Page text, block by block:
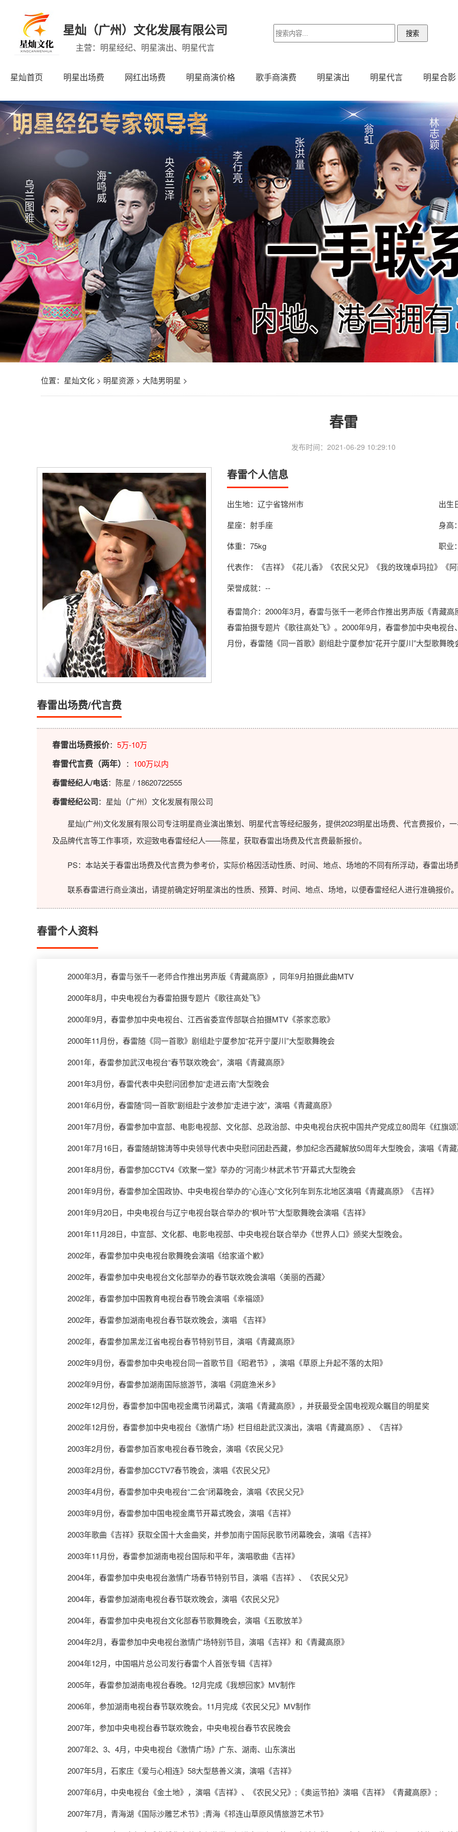
星灿（广州）文化发展有限公司
主营：明星经纪、明星演出、明星代言
星灿首页 明星出场费 网红出场费 明星商演价格 歌手商演费 明星演出 明星代言 明星合影
位置： 星灿文化> 明星资源> 大陆男明星 >
春雷
发布时间：2021-06-29 10:29:10
春雷个人信息
出生地：辽宁省锦州市
出生
星座：射手座
身高
体重：75kg
职业
代表作：《吉祥》《花儿香》《农民父兄》《我的玫瑰卓玛拉》《阿
荣誉成就：--
春雷简介：2000年3月，春雷与张千一老师合作推出男声版《青藏
春雷拍摄专题片《歌往高处飞》。2000年9月，春雷参加中央电视
月份，春雷随《同一首歌》剧组赴宁厦参加“花开宁厦川”大型歌舞晚
春雷出场费/代言费
春雷出场费报价： 5万-10万
春雷代言费（两年） ： 100万以内
春雷经纪人/电话：陈星 / 18620722555
春雷经纪公司：星灿（广州）文化发展有限公司
星灿(广州)文化发展有限公司专注明星商业演出策划、明星代言等经纪服务，提供2023明星出场费、代言费报价，
及品牌代言等工作事项，欢迎致电春雷经纪人——陈星，获取春雷出场费及代言费最新报价。
PS：本站关于春雷出场费及代言费为参考价，实际价格因活动性质、时间、地点、场地的不同有所浮动，春雷出场
联系春雷进行商业演出，请提前确定好明星演出的性质、预算、时间、地点、场地，以便春雷经纪人进行准确报价。
春雷个人资料
2000年3月，春雷与张千一老师合作推出男声版《青藏高原》，同年9月拍摄此曲MTV
2000年8月，中央电视台为春雷拍摄专题片《歌往高处飞》
2000年9月，春雷参加中央电视台、江西省委宣传部联合拍摄MTV《茶家恋歌》
2000年11月份，春雷随《同一首歌》剧组赴宁厦参加“花开宁厦川”大型歌舞晚会
2001年，春雷参加武汉电视台“春节联欢晚会”，演唱《青藏高原》
2001年3月份，春雷代表中央慰问团参加“走进云南”大型晚会
2001年6月份，春雷随“同一首歌”剧组赴宁波参加“走进宁波”，演唱《青藏高原》
2001年7月份，春雷参加中宣部、电影电视部、文化部、总政治部、中央电视台庆祝中国共产党成立80周年《红旗颂
2001年7月16日，春雷随胡锦涛等中央领导代表中央慰问团赴西藏，参加纪念西藏解放50周年大型晚会，演唱《青藏
2001年8月份，春雷参加CCTV4《欢聚一堂》举办的“河南少林武术节”开幕式大型晚会
2001年9月份，春雷参加全国政协、中央电视台举办的“心连心”文化列车到东北地区演唱《青藏高原》《吉祥》
2001年9月20日，中央电视台与辽宁电视台联合举办的“枫叶节”大型歌舞晚会演唱《吉祥》
2001年11月28日，中宣部、文化都、电影电视部、中央电视台联合举办《世界人口》颁奖大型晚会。
2002年，春雷参加中央电视台歌舞晚会演唱《给家道个歉》
2002年，春雷参加中央电视台文化部举办的春节联欢晚会演唱〈美丽的西藏〉
2002年，春雷参加中国教育电视台春节晚会演唱《幸福颂》
2002年，春雷参加湖南电视台春节联欢晚会，演唱 《吉祥》
2002年，春雷参加黑龙江省电视台春节特别节目，演唱《青藏高原》
2002年9月份，春雷参加中央电视台同一首歌节目《昭君节》，演唱《草原上升起不落的太阳》
2002年9月份，春雷参加湖南国际旅游节，演唱《洞庭渔米乡》
2002年12月份，春雷参加中国电视金鹰节闭幕式，演唱《青藏高原》，并获最受全国电视观众瞩目的明星奖
2002年12月份，春雷参加中央电视台《激情广场》栏目组赴武汉演出，演唱《青藏高原》、《吉祥》
2003年2月份，春雷参加百家电视台春节晚会，演唱《农民父兄》
2003年2月份，春雷参加CCTV7春节晚会，演唱《农民父兄》
2003年4月份，春雷参加中央电视台“二会”闭幕晚会，演唱《农民父兄》
2003年9月份，春雷参加中国电视金鹰节开幕式晚会，演唱《吉祥》
2003年歌曲《吉祥》获取全国十大金曲奖，并参加南宁国际民歌节闭幕晚会，演唱《吉祥》
2003年11月份，春雷参加湖南电视台国际和平年，演唱歌曲《吉祥》
2004年，春雷参加中央电视台激情广场春节特别节目，演唱《吉祥》、《农民父兄》
2004年，春雷参加湖南电视台春节联欢晚会，演唱《农民父兄》
2004年，春雷参加中央电视台文化部春节歌舞晚会，演唱《五歌放羊》
2004年2月，春雷参加中央电视台激情广场特别节目，演唱《吉祥》和《青藏高原》
2004年12月，中国唱片总公司发行春雷个人首张专辑《吉祥》
2005年，春雷参加湖南电视台春晚。12月完成《我想回家》MV制作
2006年，参加湖南电视台春节联欢晚会。11月完成《农民父兄》MV制作
2007年，参加中央电视台春节联欢晚会，中央电视台春节农民晚会
2007年2、3、4月，中央电视台《激情广场》广东、湖南、山东演出
2007年5月，石家庄《爱与心相连》58大型慈善义演，演唱《吉祥》
2007年6月，中央电视台《金土地》，演唱《吉祥》、《农民父兄》;《奥运节拍》演唱《吉祥》《青藏高原》;
2007年7月，青海湖《国际沙雕艺术节》;青海《祁连山草原风情旅游艺术节》